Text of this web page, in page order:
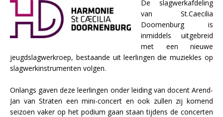
De slagwerkafdeling
van St.Caecilia
Doornenburg is
inmiddels uitgebreid
met een nieuwe
jeugdslagwerkroep, bestaande uit leerlingen die muziekles op
slagwerkinstrumenten volgen.
Onlangs gaven deze leerlingen onder leiding van docent Arend-
Jan van Straten een mini-concert en ook zullen zij komend
seizoen vaker op het podium gaan staan tijdens de concerten